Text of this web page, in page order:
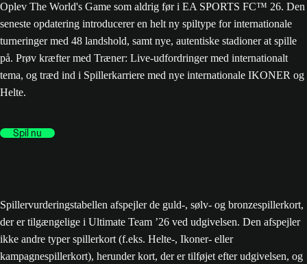
Oplev The World's Game som aldrig før i EA SPORTS FC™ 26. Den
seneste opdatering introducerer en helt ny spiltype for internationale
turneringer med 48 landshold, samt nye, autentiske stadioner at spille
på. Prøv kræfter med Træner: Live-udfordringer med internationalt
tema, og træd ind i Spillerkarriere med nye internationale IKONER og
Helte.
Spil nu
Spillervurderingstabellen afspejler de guld-, sølv- og bronzespillerkort,
der er tilgængelige i Ultimate Team ’26 ved udgivelsen. Den afspejler
ikke andre typer spillerkort (f.eks. Helte-, Ikoner- eller
kampagnespillerkort), herunder kort, der er tilføjet efter udgivelsen, og